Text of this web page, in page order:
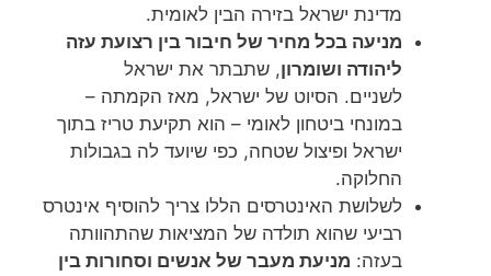
מדינת ישראל בזירה הבין לאומית.
מניעה בכל מחיר של חיבור בין רצועת עזה
ליהודה ושומרון, שתבתר את ישראל
לשניים. הסיוט של ישראל, מאז הקמתה –
במונחי ביטחון לאומי – הוא תקיעת טריז בתוך
ישראל ופיצול שטחה, כפי שיועד לה בגבולות
החלוקה.
לשלושת האינטרסים הללו צריך להוסיף אינטרס
רביעי שהוא תולדה של המציאות שהתהוותה
בעזה: מניעת מעבר של אנשים וסחורות בין